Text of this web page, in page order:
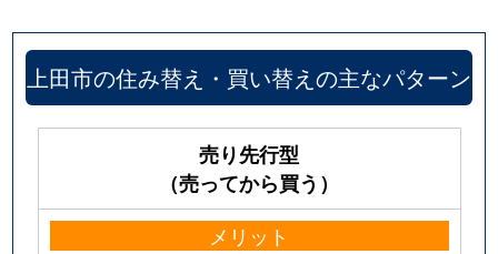
上田市の住み替え・買い替えの主なパターン
売り先行型
（売ってから買う）
メリット